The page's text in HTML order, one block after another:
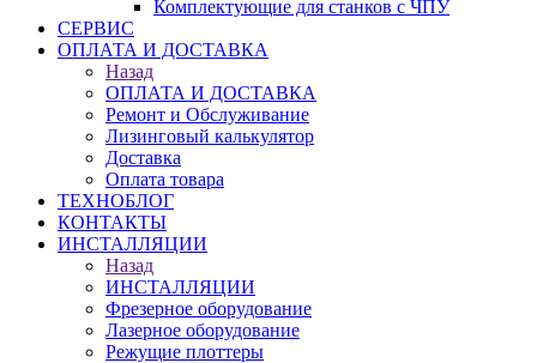
Комплектующие для станков с ЧПУ
СЕРВИС
ОПЛАТА И ДОСТАВКА
Назад
ОПЛАТА И ДОСТАВКА
Ремонт и Обслуживание
Лизинговый калькулятор
Доставка
Оплата товара
ТЕХНОБЛОГ
КОНТАКТЫ
ИНСТАЛЛЯЦИИ
Назад
ИНСТАЛЛЯЦИИ
Фрезерное оборудование
Лазерное оборудование
Режущие плоттеры